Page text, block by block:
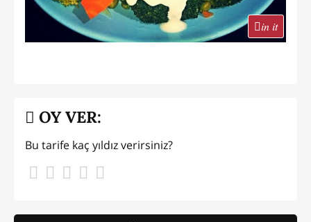
in it
OY VER:
Bu tarife kaç yıldız verirsiniz?